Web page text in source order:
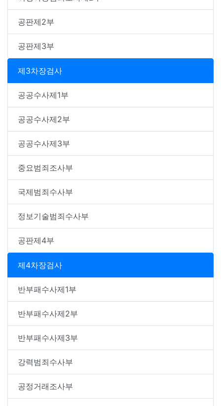
공판제2부
공판제3부
제3차장검사
공공수사제1부
공공수사제2부
공공수사제3부
중요범죄조사부
국제범죄수사부
정보기술범죄수사부
공판제4부
제4차장검사
반부패수사제1부
반부패수사제2부
반부패수사제3부
강력범죄수사부
공정거래조사부